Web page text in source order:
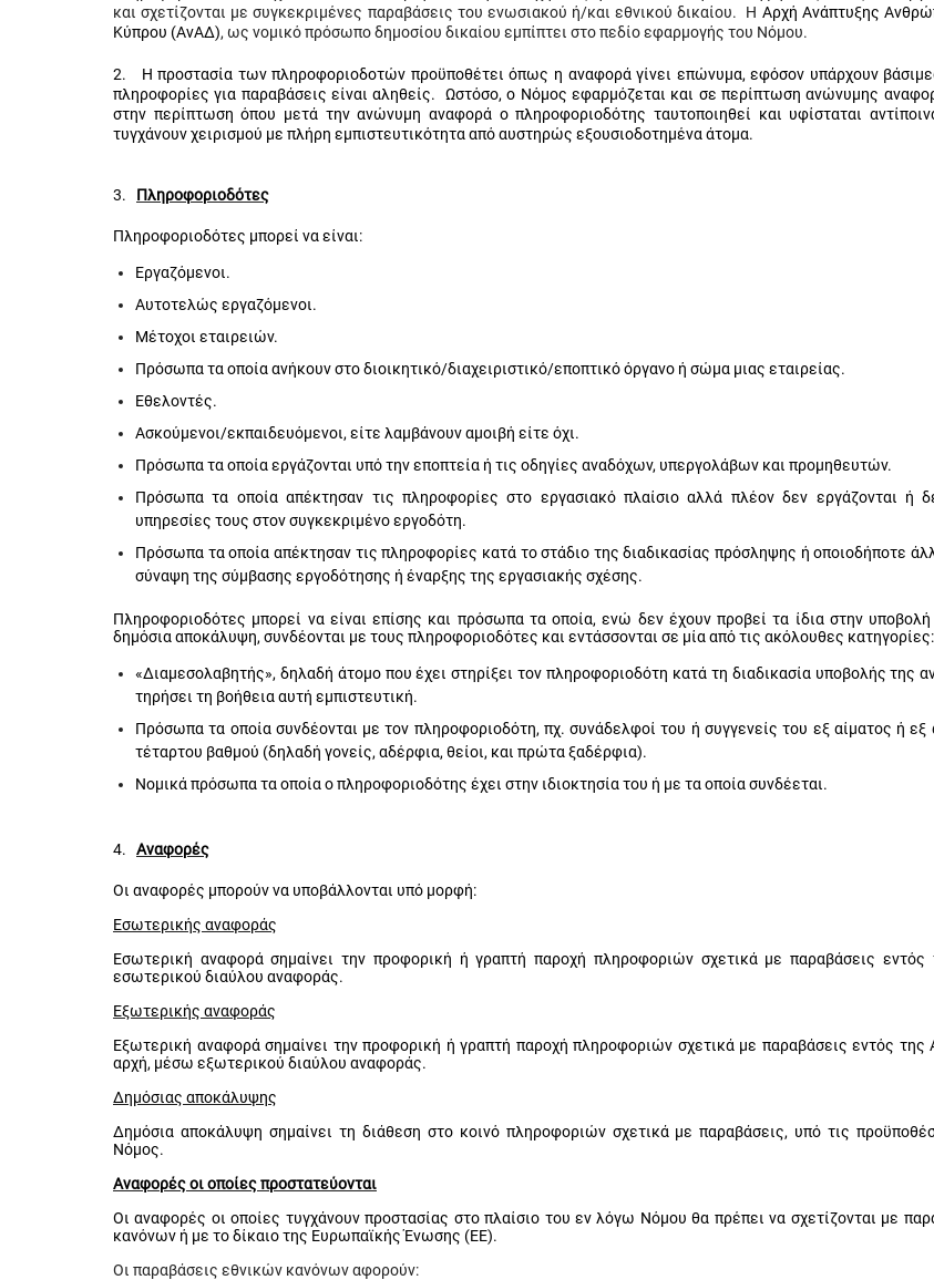
και σχετίζονται με συγκεκριμένες παραβάσεις του ενωσιακού ή/και εθνικού δικαίου. Η Αρχή Ανάπτυξης
Κύπρου (ΑνΑΔ), ως νομικό πρόσωπο δημοσίου δικαίου εμπίπτει στο πεδίο εφαρμογής του Νόμου.
2. Η προστασία των πληροφοριοδοτών προϋποθέτει όπως η αναφορά γίνει επώνυμα, εφόσον υπάρχουν
πληροφορίες για παραβάσεις είναι αληθείς. Ωστόσο, ο Νόμος εφαρμόζεται και σε περίπτωση ανώνυμης
στην περίπτωση όπου μετά την ανώνυμη αναφορά ο πληροφοριοδότης ταυτοποιηθεί και υφίσταται
τυγχάνουν χειρισμού με πλήρη εμπιστευτικότητα από αυστηρώς εξουσιοδοτημένα άτομα.
3. Πληροφοριοδότες
Πληροφοριοδότες μπορεί να είναι:
Εργαζόμενοι.
Αυτοτελώς εργαζόμενοι.
Μέτοχοι εταιρειών.
Πρόσωπα τα οποία ανήκουν στο διοικητικό/διαχειριστικό/εποπτικό όργανο ή σώμα μιας εταιρείας.
Εθελοντές.
Ασκούμενοι/εκπαιδευόμενοι, είτε λαμβάνουν αμοιβή είτε όχι.
Πρόσωπα τα οποία εργάζονται υπό την εποπτεία ή τις οδηγίες αναδόχων, υπεργολάβων και προμηθευτών.
Πρόσωπα τα οποία απέκτησαν τις πληροφορίες στο εργασιακό πλαίσιο αλλά πλέον δεν εργάζονται ή
υπηρεσίες τους στον συγκεκριμένο εργοδότη.
Πρόσωπα τα οποία απέκτησαν τις πληροφορίες κατά το στάδιο της διαδικασίας πρόσληψης ή οποιοδήποτε
σύναψη της σύμβασης εργοδότησης ή έναρξης της εργασιακής σχέσης.
Πληροφοριοδότες μπορεί να είναι επίσης και πρόσωπα τα οποία, ενώ δεν έχουν προβεί τα ίδια στην
δημόσια αποκάλυψη, συνδέονται με τους πληροφοριοδότες και εντάσσονται σε μία από τις ακόλουθες κατηγορίες:
«Διαμεσολαβητής», δηλαδή άτομο που έχει στηρίξει τον πληροφοριοδότη κατά τη διαδικασία υποβολής της
τηρήσει τη βοήθεια αυτή εμπιστευτική.
Πρόσωπα τα οποία συνδέονται με τον πληροφοριοδότη, πχ. συνάδελφοί του ή συγγενείς του εξ αίματος ή εξ
τέταρτου βαθμού (δηλαδή γονείς, αδέρφια, θείοι, και πρώτα ξαδέρφια).
Νομικά πρόσωπα τα οποία ο πληροφοριοδότης έχει στην ιδιοκτησία του ή με τα οποία συνδέεται.
4. Αναφορές
Οι αναφορές μπορούν να υποβάλλονται υπό μορφή:
Εσωτερικής αναφοράς
Εσωτερική αναφορά σημαίνει την προφορική ή γραπτή παροχή πληροφοριών σχετικά με παραβάσεις
εσωτερικού διαύλου αναφοράς.
Εξωτερικής αναφοράς
Εξωτερική αναφορά σημαίνει την προφορική ή γραπτή παροχή πληροφοριών σχετικά με παραβάσεις εντός
αρχή, μέσω εξωτερικού διαύλου αναφοράς.
Δημόσιας αποκάλυψης
Δημόσια αποκάλυψη σημαίνει τη διάθεση στο κοινό πληροφοριών σχετικά με παραβάσεις, υπό τις
Νόμος.
Αναφορές οι οποίες προστατεύονται
Οι αναφορές οι οποίες τυγχάνουν προστασίας στο πλαίσιο του εν λόγω Νόμου θα πρέπει να σχετίζονται με
κανόνων ή με το δίκαιο της Ευρωπαϊκής Ένωσης (ΕΕ).
Οι παραβάσεις εθνικών κανόνων αφορούν: